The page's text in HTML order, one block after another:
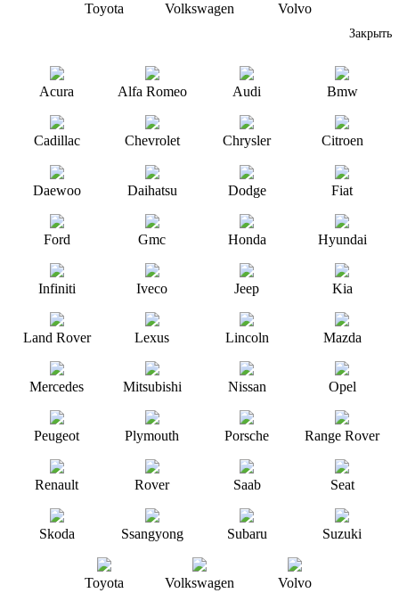
Toyota Volkswagen Volvo
Закрыть
Acura Alfa Romeo Audi Bmw
Cadillac Chevrolet Chrysler Citroen
Daewoo Daihatsu Dodge Fiat
Ford Gmc Honda Hyundai
Infiniti Iveco Jeep Kia
Land Rover Lexus Lincoln Mazda
Mercedes Mitsubishi Nissan Opel
Peugeot Plymouth Porsche Range Rover
Renault Rover Saab Seat
Skoda Ssangyong Subaru Suzuki
Toyota Volkswagen Volvo